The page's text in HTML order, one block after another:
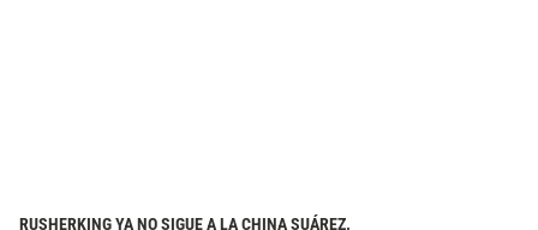
RUSHERKING YA NO SIGUE A LA CHINA SUÁREZ.